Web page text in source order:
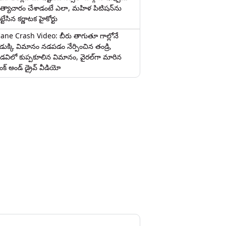
చేశాడంటే ఎలా, మహిళ పిటిషన్‌ను
కర్ణాటక హైకోర్టు
Crash Video: బీరు తాగుతూ గాల్లోనే
విమానం నడపడం నేర్పించిన తండ్రి,
కుప్పకూలిన విమానం, వైరల్‌గా మారిన
అండ్ డ్రైవ్ వీడియో